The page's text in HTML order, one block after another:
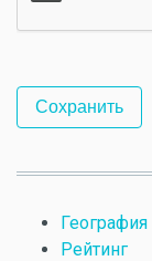
География
Рейтинг